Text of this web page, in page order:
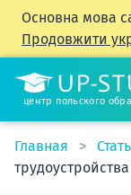
Основна мова
Продовжити
центр польского
Главная